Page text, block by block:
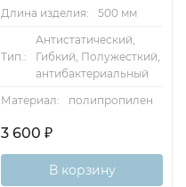
Длина изделия:
500 мм
Тип.:
Антистатический,
Гибкий, Полужесткий,
антибактериальный
Материал:
полипропилен
3 600 ₽
В корзину